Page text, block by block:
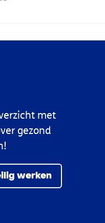
met
gezond
werken